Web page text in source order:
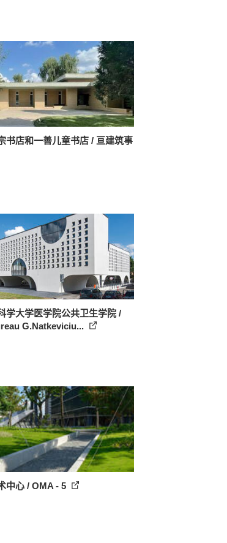
书店和一善儿童书店 / 亘建筑事
学大学医学院公共卫生学院 /
G.Natkeviciu...
中心 / OMA - 5